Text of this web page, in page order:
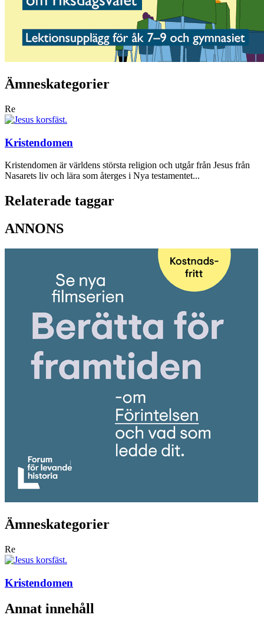
Ämneskategorier
Re
Kristendomen
Kristendomen är världens största religion och utgår från Jesus från
Nasarets liv och lära som återges i Nya testamentet...
Relaterade taggar
ANNONS
Ämneskategorier
Re
Kristendomen
Annat innehåll